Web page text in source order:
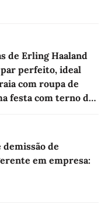
de Erling Haaland
par perfeito, ideal
com roupa de
festa com terno de
de
em empresa: